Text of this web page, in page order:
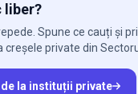
liber?
Spune ce cauți și
creșele private din
la instituții private